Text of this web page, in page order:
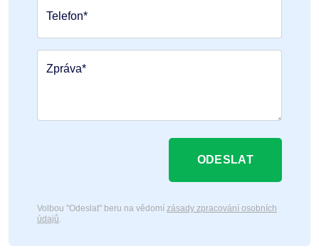
Telefon*
Zpráva*
ODESLAT
Volbou "Odeslat" beru na vědomí zásady zpracování osobních
údajů.